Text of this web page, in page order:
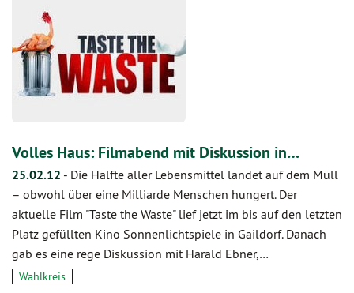
Volles Haus: Filmabend mit Diskussion in…
25.02.12 - Die Hälfte aller Lebensmittel landet auf dem Müll
– obwohl über eine Milliarde Menschen hungert. Der
aktuelle Film "Taste the Waste" lief jetzt im bis auf den letzten
Platz gefüllten Kino Sonnen­lichtspiele in Gaildorf. Danach
gab es eine rege Diskussion mit Harald Ebner,…
Wahlkreis